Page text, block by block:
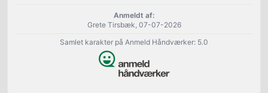
Anmeldt af:
Grete Tirsbæk, 07-07-2026
Samlet karakter på Anmeld Håndværker: 5.0